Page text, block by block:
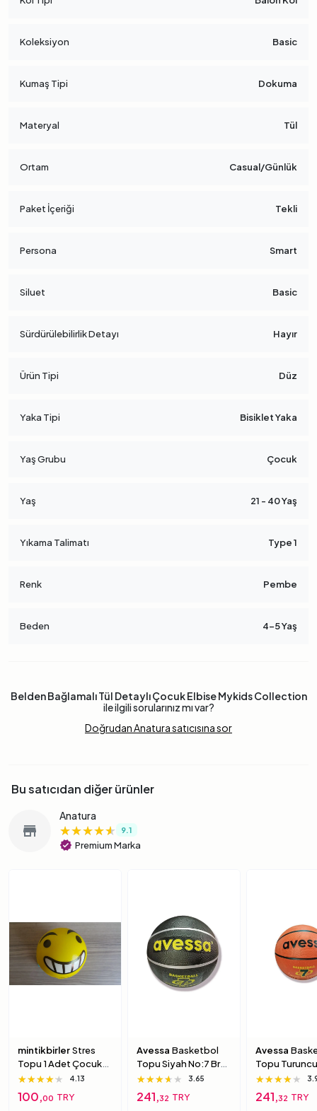
Koleksiyon Basic
Kumaş Tipi Dokuma
Materyal Tül
Ortam Casual/Günlük
Paket İçeriği Tekli
Persona Smart
Siluet Basic
Sürdürülebilirlik Detayı Hayır
Ürün Tipi Düz
Yaka Tipi Bisiklet Yaka
Yaş Grubu Çocuk
Yaş 21 - 40 Yaş
Yıkama Talimatı Type 1
Renk Pembe
Beden 4-5 Yaş
Belden Bağlamalı Tül Detaylı Çocuk Elbise Mykids Collection
ile ilgili sorularınız mı var?
Doğrudan Anatura satıcısına sor
Bu satıcıdan diğer ürünler
store
Anatura
★★★★★
★★★★★
★★★★★ 9.1
verified Premium Marka
mintikbirlerStres
Topu 1 Adet Çocuk
Için Yumuşak
Süngerimsi Içi Dolu
Top 6 Numara
★★★★★
★★★★★
★★★★★ 4.13
100,00 TRY
Avessa Basketbol
Topu Siyah No:7 Brc-
7 7 Numara
★★★★★
★★★★★
★★★★★ 3.65
241,32 TRY
Avessa
Topu
Brc-7 5
★★★★★
★★★★★
★★★★★
241,32 TRY